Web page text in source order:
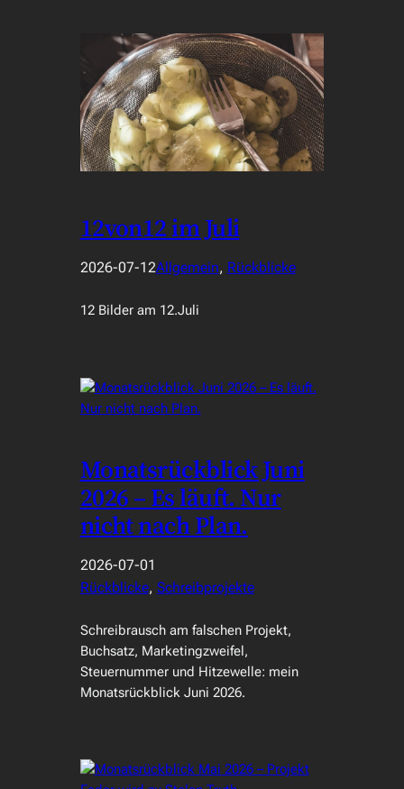
12von12 im Juli
2026-07-12Allgemein, Rückblicke
12 Bilder am 12.Juli
Monatsrückblick Juni
2026 – Es läuft. Nur
nicht nach Plan.
2026-07-01
Rückblicke, Schreibprojekte
Schreibrausch am falschen Projekt,
Buchsatz, Marketingzweifel,
Steuernummer und Hitzewelle: mein
Monatsrückblick Juni 2026.